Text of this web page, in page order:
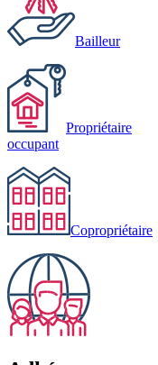
Bailleur
Propriétaire
occupant
Copropriétaire